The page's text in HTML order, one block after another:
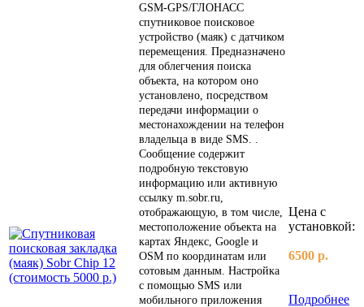
GSM-GPS/ГЛОНАСС
спутниковое поисковое
устройство (маяк) с датчиком
перемещения. Предназначено
для облегчения поиска
объекта, на котором оно
установлено, посредством
передачи информации о
местонахождении на телефон
владельца в виде SMS. .
Сообщение содержит
подробную текстовую
информацию или активную
ссылку m.sobr.ru,
отображающую, в том числе,
местоположение объекта на
картах Яндекс, Google и
OSM по координатам или
сотовым данным. Настройка
с помощью SMS или
мобильного приложения
Цена с
установкой:
6500 р.
Подробнее